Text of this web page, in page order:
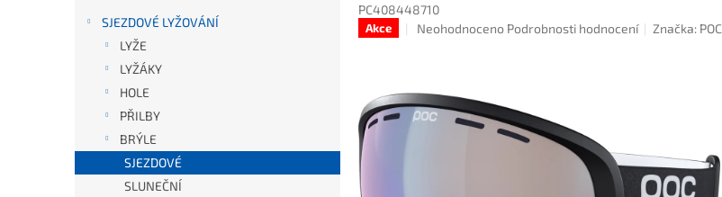
SJEZDOVÉ LYŽOVÁNÍ
LYŽE
LYŽÁKY
HOLE
PŘILBY
BRÝLE
SJEZDOVÉ
SLUNEČNÍ
PC408448710
Akce Průměrné hodnocení produktu je 0,0 z 5 hvězdiček.
Neohodnoceno Podrobnosti hodnocení Značka: POC